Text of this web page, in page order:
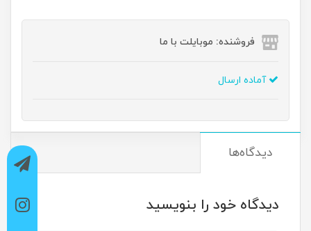
فروشنده: موبایلت با ما
آماده ارسال
دیدگاه‌ها
دیدگاه خود را بنویسید